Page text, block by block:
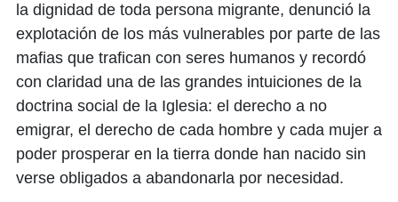
la dignidad de toda persona migrante, denunció la
explotación de los más vulnerables por parte de las
mafias que trafican con seres humanos y recordó
con claridad una de las grandes intuiciones de la
doctrina social de la Iglesia: el derecho a no
emigrar, el derecho de cada hombre y cada mujer a
poder prosperar en la tierra donde han nacido sin
verse obligados a abandonarla por necesidad.